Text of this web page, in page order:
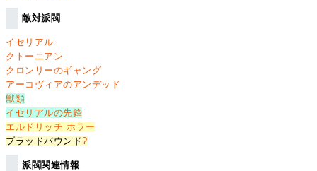
敵対派閥
イセリアル
クトーニアン
クロンリーのギャング
アーコヴィアのアンデッド
獣類
イセリアルの先鋒
エルドリッチ ホラー
ブラッドバウンド?
派閥関連情報